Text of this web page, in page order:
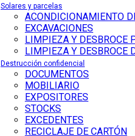
Solares y parcelas
ACONDICIONAMIENTO
EXCAVACIONES
LIMPIEZA Y DESBROCE
LIMPIEZA Y DESBROCE
Destrucción confidencial
DOCUMENTOS
MOBILIARIO
EXPOSITORES
STOCKS
EXCEDENTES
RECICLAJE DE CARTÓN